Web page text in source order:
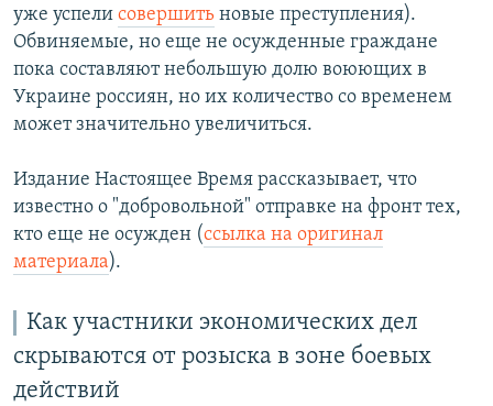
уже успели совершить новые преступления).
Обвиняемые, но еще не осужденные граждане
пока составляют небольшую долю воюющих в
Украине россиян, но их количество со временем
может значительно увеличиться.
Издание Настоящее Время рассказывает, что
известно о "добровольной" отправке на фронт тех,
кто еще не осужден (ссылка на оригинал
материала).
Как участники экономических дел
скрываются от розыска в зоне боевых
действий